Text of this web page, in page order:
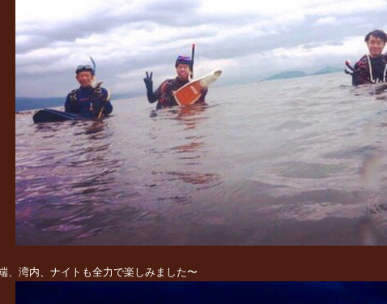
、湾内、ナイトも全力で楽しみました〜